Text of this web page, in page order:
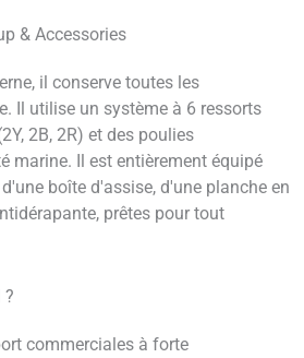
& Accessories
il conserve toutes les
Il utilise un système à 6 ressorts
2B, 2R) et des poulies
marine. Il est entièrement équipé
boîte d'assise, d'une planche en
prêtes pour tout
?
commerciales à forte